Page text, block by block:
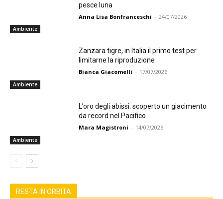
Ambiente
pesce luna
Anna Lisa Bonfranceschi - 24/07/2026
Ambiente
Zanzara tigre, in Italia il primo test per
limitarne la riproduzione
Bianca Giacomelli - 17/07/2026
Ambiente
L’oro degli abissi: scoperto un giacimento
da record nel Pacifico
Mara Magistroni - 14/07/2026
RESTA IN ORBITA